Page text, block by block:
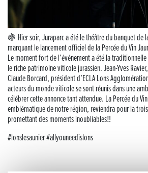
Musique dans la rue !
Retour sur la 5e édition du Tournoi Foot Civisme
Carton plein pour la Jog’in Music
Victoire pour Lons-le-Saunier !
Lutter contre la prolifération du moustique tigre sur
Une belle journée de découverte pour les élèves de
🍇 Hier soir, Juraparc a été le théâtre du banquet de
marquant le lancement officiel de la Percée du Vin
Le moment fort de l’événement a été la
le riche patrimoine viticole jurassien. Jean-Yves
Claude Borcard, président d’ECLA Lons
acteurs du monde viticole se sont réunis dans une
célébrer cette annonce tant attendue. La Percée du
emblématique de notre région, reviendra pour la
promettant des moments inoubliables‼
#lonslesaunier #allyouneedislons